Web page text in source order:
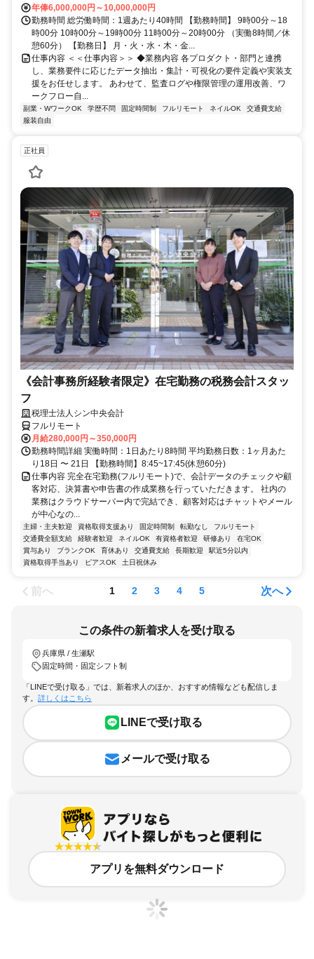
年俸6,000,000円～10,000,000円
勤務時間 総労働時間：1週あたり40時間 【勤務時間】 9時00分～18
時00分 10時00分～19時00分 11時00分～20時00分 （実働8時間／休
憩60分） 【勤務日】 月・火・水・木・金...
仕事内容 ＜＜仕事内容＞＞ ◆業務内容 各プロダクト・部門と連携
し、業務要件に応じたデータ抽出・集計・可視化の要件定義や実装支
援をお任せします。 あわせて、監査ログや権限管理の運用改善、ワ
ークフロー自...
副業・WワークOK 学歴不問 固定時間制 フルリモート ネイルOK
交通費支給
服装自由
正社員
《会計事務所経験者限定》在宅勤務の税務会計スタッ
フ
税理士法人シン中央会計
フルリモート
月給280,000円～350,000円
勤務時間詳細 実働時間：1日あたり8時間 平均勤務日数：1ヶ月あた
り18日 〜 21日 【勤務時間】8:45~17:45(休憩60分)
仕事内容 完全在宅勤務(フルリモート)で、会計データのチェックや顧
客対応、決算書や申告書の作成業務を行っていただきます。 社内の
業務はクラウドサーバー内で完結でき、顧客対応はチャットやメール
が中心なの...
主婦・主夫歓迎 資格取得支援あり 固定時間制 転勤なし
フルリモート
交通費全額支給
経験者歓迎 ネイルOK 有資格者歓迎 研修あり
在宅OK
賞与あり
ブランクOK 育休あり 交通費支給 長期歓迎
駅近5分以内
資格取得手当あり
ピアスOK 土日祝休み
前へ 1 2 3 4 5 次へ
この条件の新着求人を受け取る
兵庫県 / 生瀬駅
固定時間・固定シフト制
「LINEで受け取る」では、新着求人のほか、おすすめ情報なども配信しま
す。 詳しくはこちら
LINEで受け取る
メールで受け取る
アプリを無料ダウンロード